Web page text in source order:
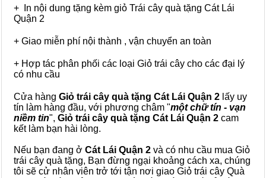
+ In nội dung tặng kèm giỏ Trái cây quà tặng Cát Lái
Quận 2
+ Giao miễn phí nội thành , vận chuyển an toàn
+ Hợp tác phân phối các loại Giỏ trái cây cho các đại lý
có nhu cầu
Cửa hàng Giỏ trái cây quà tặng Cát Lái Quận 2 lấy uy
tín làm hàng đầu, với phương châm "một chữ tín - vạn
niềm tin", Giỏ trái cây quà tặng Cát Lái Quận 2 cam
kết làm bạn hài lòng.
Nếu bạn đang ở Cát Lái Quận 2 và có nhu cầu mua Giỏ
trái cây quà tặng, Bạn đừng ngại khoảng cách xa, chúng
tôi sẽ cử nhân viên trở tới tận nơi giao Giỏ trái cây Quà